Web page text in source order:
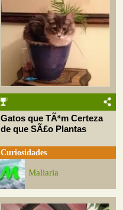
Gatos que TÃªm Certeza
de que SÃ£o Plantas
Curiosidades
Maliaria